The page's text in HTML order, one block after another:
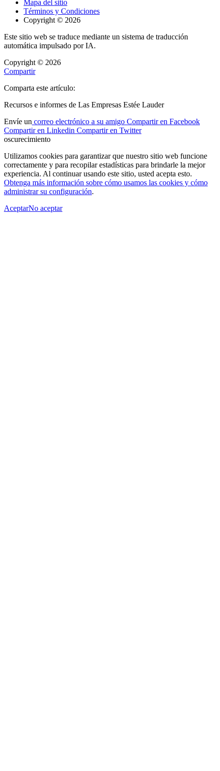
Mapa del sitio
Términos y Condiciones
Copyright © 2026
Este sitio web se traduce mediante un sistema de traducción
automática impulsado por IA.
Copyright © 2026
Compartir
Comparta este artículo:
Recursos e informes de Las Empresas Estée Lauder
Envíe un correo electrónico a su amigo Compartir en Facebook
Compartir en Linkedin Compartir en Twitter
oscurecimiento
Utilizamos cookies para garantizar que nuestro sitio web funcione
correctamente y para recopilar estadísticas para brindarle la mejor
experiencia. Al continuar usando este sitio, usted acepta esto.
Obtenga más información sobre cómo usamos las cookies y cómo
administrar su configuración.
AceptarNo aceptar